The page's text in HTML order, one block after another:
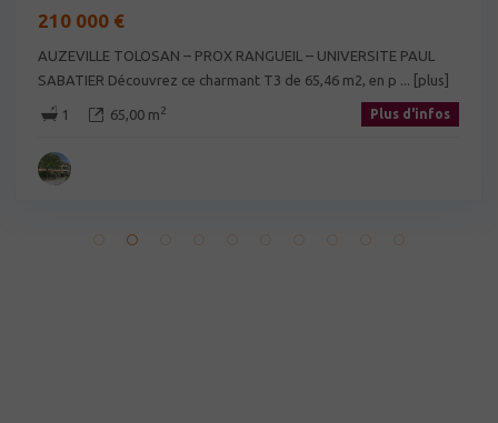
210 000 €
AUZEVILLE TOLOSAN – PROX RANGUEIL – UNIVERSITE PAUL
SABATIER Découvrez ce charmant T3 de 65,46 m2, en p ... [plus]
1 65,00 m2 Plus d'infos